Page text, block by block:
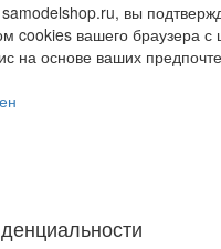
вы
cookies вашего браузера
на основе ваших